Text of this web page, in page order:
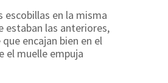
escobillas en la misma
estaban las anteriores,
encajan bien en el
el muelle empuja